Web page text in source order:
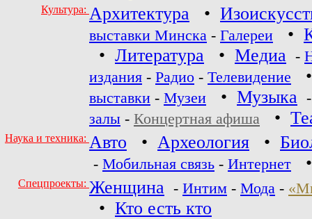
Культура: Архитектура •
выставки Минска - Галереи •
• Литература • Медиа -
издания - Радио - Телевидение
выставки - Музеи • Музыка
залы - Концертная афиша •
Наука и техника: Авто • Археология •
- Мобильная связь - Интернет
Спецпроекты: Женщина - Интим - Мода -
• Кто есть кто